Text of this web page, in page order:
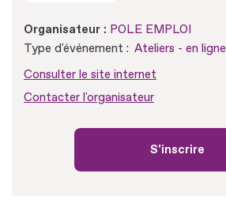
Organisateur : POLE EMPLOI
Type d'événement : Ateliers - en ligne
Consulter le site internet
Contacter l'organisateur
S'inscrire